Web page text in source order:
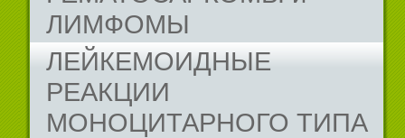
ЛИМФОМЫ
ЛЕЙКЕМОИДНЫЕ
РЕАКЦИИ
МОНОЦИТАРНОГО ТИПА